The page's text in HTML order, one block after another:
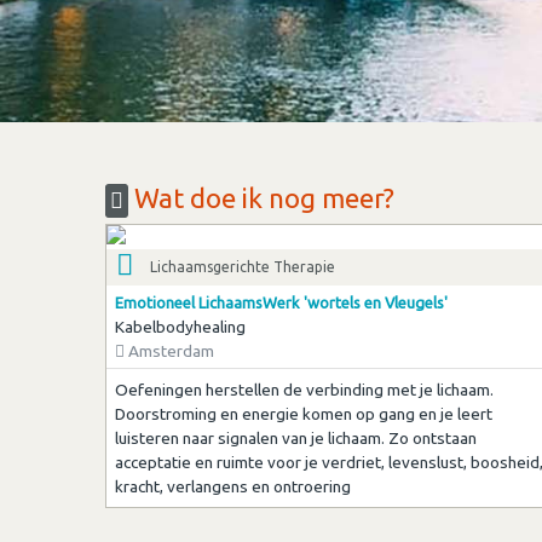
Wat doe ik nog meer?
Lichaamsgerichte Therapie
Emotioneel LichaamsWerk 'wortels en Vleugels'
Kabelbodyhealing
Amsterdam
Oefeningen herstellen de verbinding met je lichaam.
Doorstroming en energie komen op gang en je leert
luisteren naar signalen van je lichaam. Zo ontstaan
acceptatie en ruimte voor je verdriet, levenslust, boosheid,
kracht, verlangens en ontroering